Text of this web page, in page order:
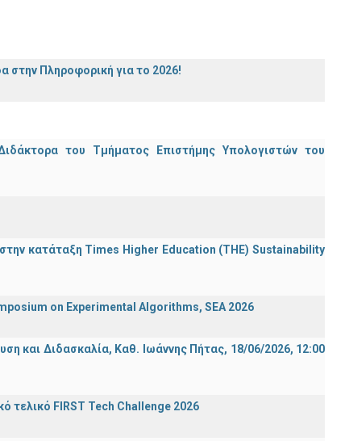
στην Πληροφορική για το 2026!
του Τμήματος Επιστήμης Υπολογιστών του
κατάταξη Times Higher Education (ΤΗΕ) Sustainability
on Experimental Algorithms, SEA 2026
και Διδασκαλία, Καθ. Ιωάννης Πήτας, 18/06/2026, 12:00
τελικό FIRST Tech Challenge 2026